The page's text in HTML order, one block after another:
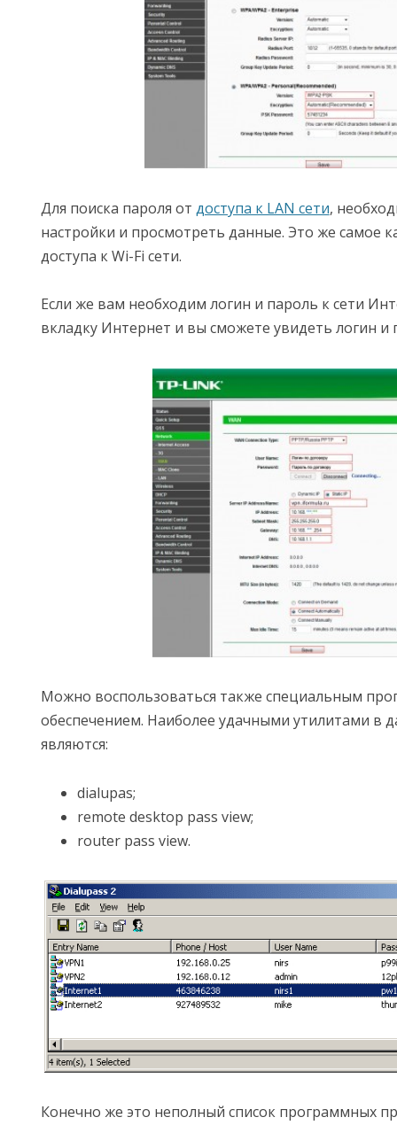
Для поиска пароля от доступа к LAN сети,
настройки и просмотреть данные. Это же самое
доступа к Wi-Fi сети.
Если же вам необходим логин и пароль к сети
вкладку Интернет и вы сможете увидеть логин и
Можно воспользоваться также специальным
обеспечением. Наиболее удачными утилитами в
являются:
dialupas;
remote desktop pass view;
router pass view.
Конечно же это неполный список программных